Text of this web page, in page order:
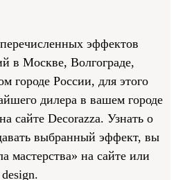
эффектов
в Москве, Волгограде,
городе России, для этого
дилера в вашем городе
сайте Decorazza. Узнать о
выбранный эффект, вы
мастерства» на сайте или